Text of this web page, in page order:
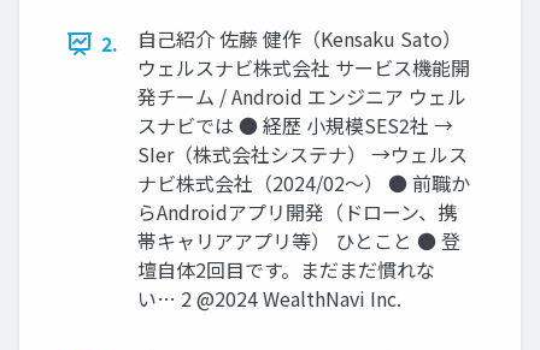
2.
⾃⼰紹介 佐藤 健作（Kensaku Sato）
ウェルスナビ株式会社 サービス機能開
発チーム / Android エンジニア ウェル
スナビでは ● 経歴 ⼩規模SES2社 →
SIer（株式会社システナ） →ウェルス
ナビ株式会社（2024/02〜） ● 前職か
らAndroidアプリ開発（ドローン、携
帯キャリアアプリ等） ひとこと ● 登
壇自体2回目です。まだまだ慣れな
い… 2 @2024 WealthNavi Inc.